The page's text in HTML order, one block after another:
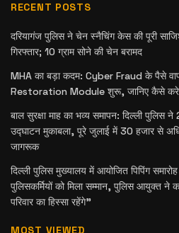
RECENT POSTS
दरियागंज पुलिस ने चेन स्नैचिंग केस की पूरी
गिरफ्तार; 10 ग्राम सोने की चेन बरामद
MHA का बड़ा कदम: Cyber Fraud के पैसे
Restoration Module शुरू, जानिए कैसे
बाल सुरक्षा माह का भव्य समापन: दिल्ली पुलिस
उद्घाटन मुकाबला, पूरे जुलाई में 30 हजार से
जागरूक
दिल्ली पुलिस मुख्यालय में आयोजित पिपिंग
पुलिसकर्मियों को मिला सम्मान, पुलिस आयुक्त ने
परिवार का हिस्सा रहेंगे”